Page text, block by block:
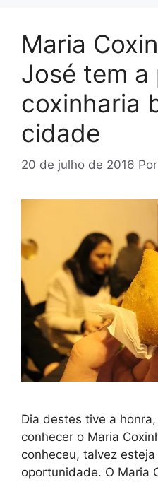
Maria
José tem a
coxinharia
cidade
20 de julho de 2016 Por
Dia destes tive a
conhecer o Maria
conheceu, talvez
oportunidade. O Maria